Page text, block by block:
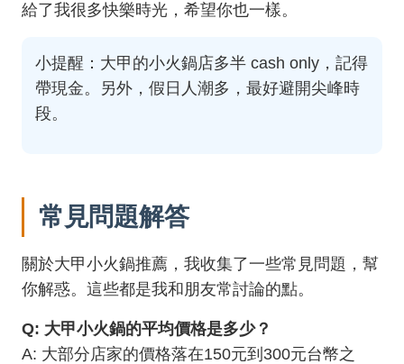
給了我很多快樂時光，希望你也一樣。
小提醒：大甲的小火鍋店多半 cash only，記得
帶現金。另外，假日人潮多，最好避開尖峰時
段。
常見問題解答
關於大甲小火鍋推薦，我收集了一些常見問題，幫
你解惑。這些都是我和朋友常討論的點。
Q: 大甲小火鍋的平均價格是多少？
A: 大部分店家的價格落在150元到300元台幣之